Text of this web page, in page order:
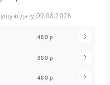
дату 09.08.2026
480 р
880 р
480 р